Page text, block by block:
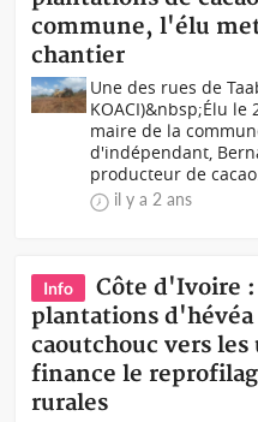
commune, l'élu
chantier
Une des rues de
KOACI)&nbsp;Élu
maire de la
d'indépendant,
producteur de
il y a 2 ans
Info
Côte d'Ivoire :
plantations
caoutchouc vers les
finance le
rurales